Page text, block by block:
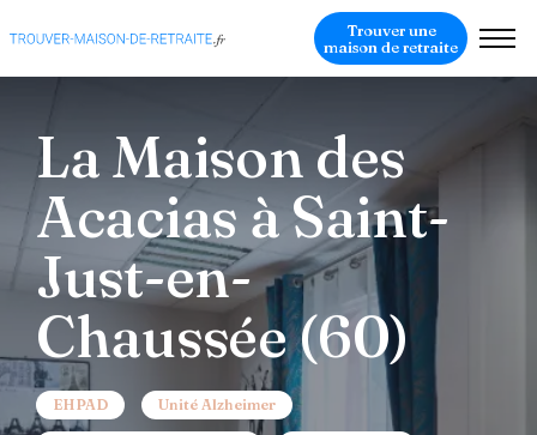
Trouver une
maison de retraite
La Maison des
Acacias à Saint-
Just-en-
Chaussée (60)
EHPAD Unité Alzheimer